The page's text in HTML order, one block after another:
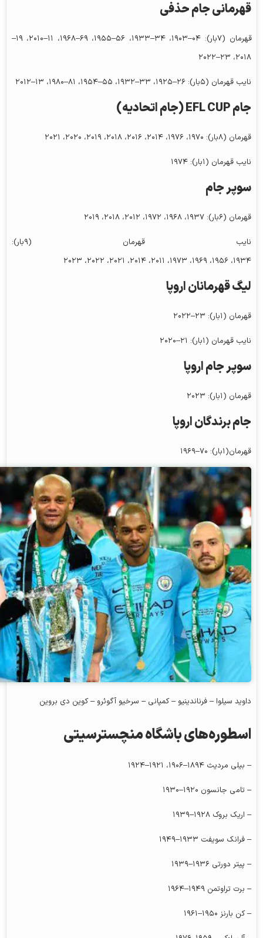
قهرمانی جام حذفی
قهرمان (۷بار): ۰۴–۱۹۰۳، ۳۴–۱۹۳۳، ۵۶–۱۹۵۵، ۶۹–۱۹۶۸، ۱۱–۲۰۱۰، ۱۹–
۲۰۱۸، ۲۳–۲۰۲۲
نایب قهرمان (۵بار): ۲۶–۱۹۲۵، ۳۳–۱۹۳۲، ۵۵–۱۹۵۴، ۸۱–۱۹۸۰، ۱۳–۲۰۱۲
جام EFL CUP (جام اتحادیه)
قهرمان (۸بار): ۱۹۷۰، ۱۹۷۶، ۲۰۱۴، ۲۰۱۶، ۲۰۱۸، ۲۰۱۹، ۲۰۲۰، ۲۰۲۱
نایب قهرمان (۱بار): ۱۹۷۴
سوپر جام
قهرمان (۶بار): ۱۹۳۷، ۱۹۶۸، ۱۹۷۲، ۲۰۱۲، ۲۰۱۸، ۲۰۱۹
نایب قهرمان (۹بار):
۱۹۳۴، ۱۹۵۶، ۱۹۶۹، ۱۹۷۳، ۲۰۱۱، ۲۰۱۴، ۲۰۲۱، ۲۰۲۲، ۲۰۲۳
لیگ قهرمانان اروپا
قهرمان (۱بار): ۲۳–۲۰۲۲
نایب قهرمان (۱بار): ۲۱–۲۰۲۰
سوپر جام اروپا
قهرمان (۱بار): ۲۰۲۳
جام برندگان اروپا
قهرمان(۱بار): ۷۰–۱۹۶۹
داوید سیلوا – فرناندینیو – کمپانی – سرخیو آگوئرو – کوین دی بروین
اسطوره‌های باشگاه منچسترسیتی
– بیلی مردیث ۱۸۹۴–۱۹۰۶، ۱۹۲۱–۱۹۲۴
– تامی جانسون ۱۹۲۰–۱۹۳۰
– اریک بروک ۱۹۲۸–۱۹۳۹
– فرانک سویفت ۱۹۳۳–۱۹۴۹
– پیتر دورتی ۱۹۳۶–۱۹۳۹
– برت تراوتمن ۱۹۴۹–۱۹۶۴
– کن بارنز ۱۹۵۰–۱۹۶۱